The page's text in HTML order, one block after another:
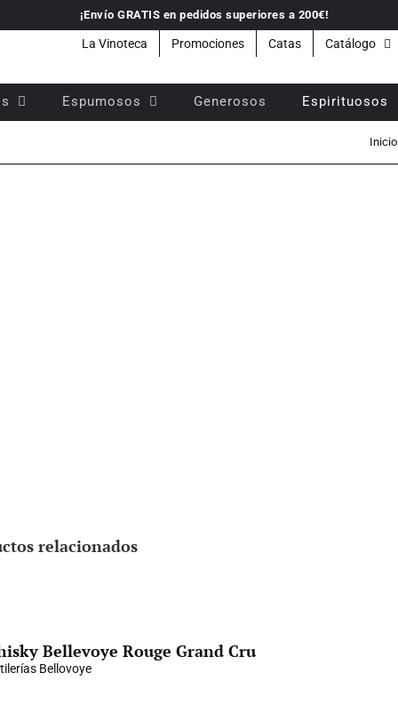
¡Envío GRATIS en pedidos superiores a 200€!
La Vinoteca Promociones Catas Catálogo
Espumosos Generosos Espirituosos
Inicio
relacionados
Bellevoye Rouge Grand Cru
Bellovoye